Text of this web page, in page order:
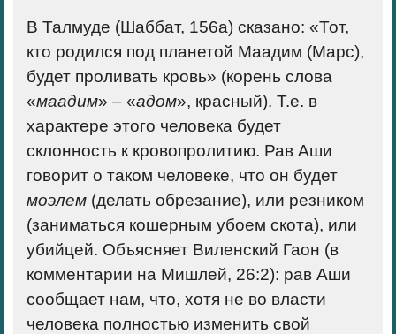
В Талмуде (Шаббат, 156а) сказано: «Тот,
кто родился под планетой Маадим (Марс),
будет проливать кровь» (корень слова
«маадим» – «адом», красный). Т.е. в
характере этого человека будет
склонность к кровопролитию. Рав Аши
говорит о таком человеке, что он будет
моэлем (делать обрезание), или резником
(заниматься кошерным убоем скота), или
убийцей. Объясняет Виленский Гаон (в
комментарии на Мишлей, 26:2): рав Аши
сообщает нам, что, хотя не во власти
человека полностью изменить свой